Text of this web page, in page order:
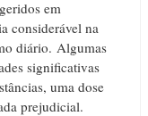
em
considerável na
diário. Algumas
significativas
uma dose
prejudicial.